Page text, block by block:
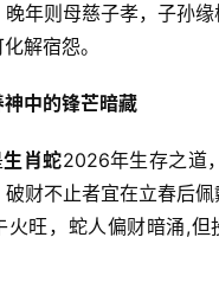
年则母慈子孝，子孙
解宿怨。
中的锋芒暗藏
生肖蛇2026年生存之道
财不止者宜在立春后佩
火旺，蛇人偏财暗涌,但